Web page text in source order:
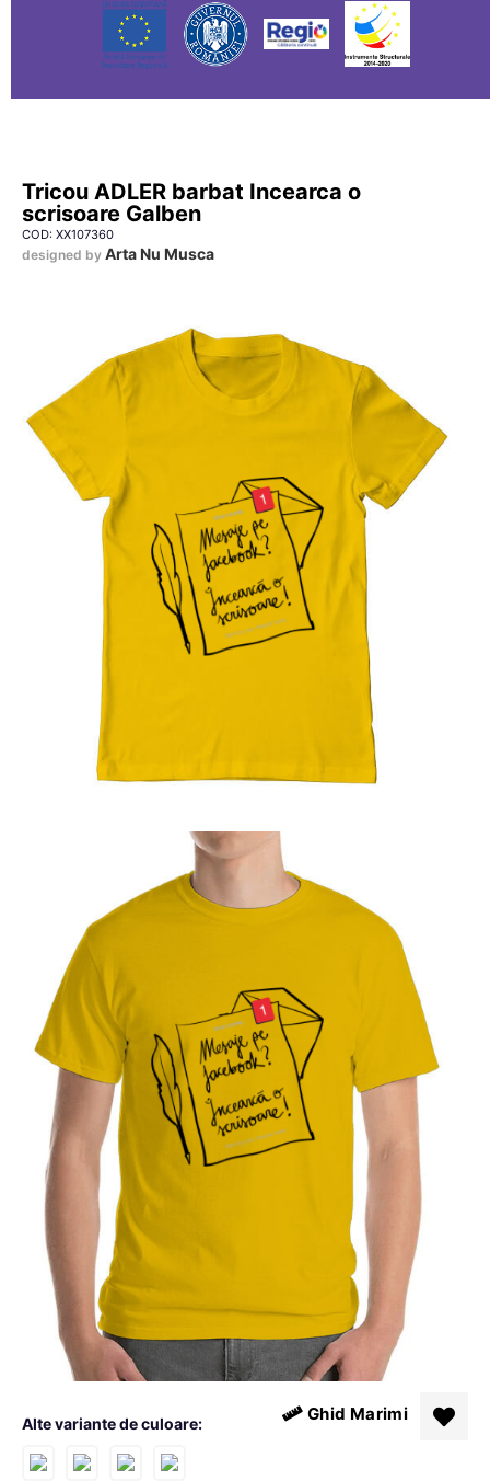
Tricou ADLER barbat Incearca o
scrisoare Galben
COD: XX107360
designed by Arta Nu Musca
Alte variante de culoare: Ghid Marimi